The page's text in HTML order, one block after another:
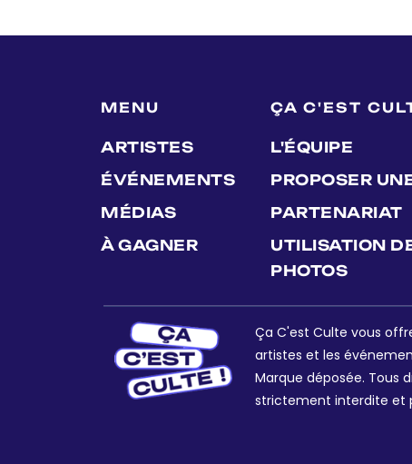
MENU
ARTISTES
ÉVÉNEMENTS
MÉDIAS
À GAGNER
ÇA C'EST
L'ÉQUIPE
PROPOSER
PARTENARIAT
UTILISATION
PHOTOS
Ça C'est Culte vous
artistes et les
Marque déposée. Tous
strictement interdite et